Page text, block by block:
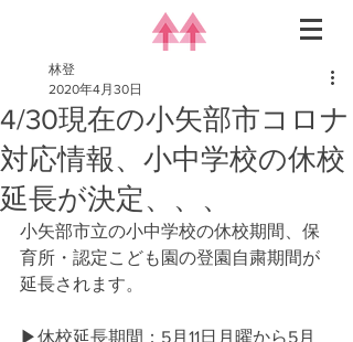
4/30現在の小矢部市コロナ
対応情報、小中学校の休校
延長が決定、、、
林登
2020年4月30日
小矢部市立の小中学校の休校期間、保
育所・認定こども園の登園自粛期間が
延長されます。
▶︎休校延長期間：5月11日月曜から5月